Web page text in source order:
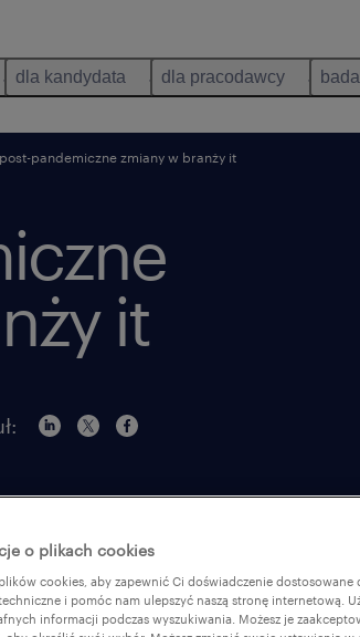
dla kandydata dla pracodawcy
post-pandemiczne zmiany w branży it
it
o plikach cookies
cookies, aby zapewnić Ci doświadczenie
i pomóc nam ulepszyć naszą stronę internetową.
informacji podczas wyszukiwania. Możesz je